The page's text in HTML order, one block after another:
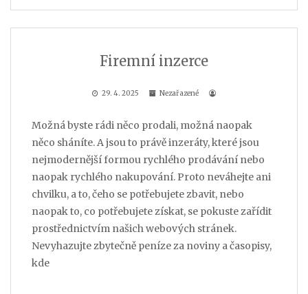
Firemní inzerce
29. 4. 2025 Nezařazené
Možná byste rádi něco prodali, možná naopak
něco sháníte. A jsou to právě inzeráty, které jsou
nejmodernější formou rychlého prodávání nebo
naopak rychlého nakupování. Proto neváhejte ani
chvilku, a to, čeho se potřebujete zbavit, nebo
naopak to, co potřebujete získat, se pokuste zařídit
prostřednictvím našich webových stránek.
Nevyhazujte zbytečně peníze za noviny a časopisy,
kde